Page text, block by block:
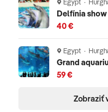
Egypt ·
Delfínia show
40 €
Egypt ·
Grand
59 €
Zobraziť